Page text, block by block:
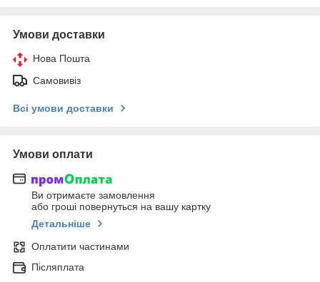
Умови доставки
Нова Пошта
Самовивіз
Всі умови доставки
Умови оплати
Ви отримаєте замовлення
або гроші повернуться на вашу картку
Детальніше
Оплатити частинами
Післяплата